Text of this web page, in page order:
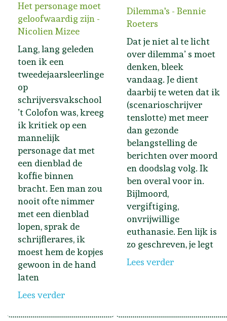
Het personage moet
geloofwaardig zijn -
Nicolien Mizee
Lang, lang geleden
toen ik een
tweedejaarsleerlinge
op
schrijversvakschool
’t Colofon was, kreeg
ik kritiek op een
mannelijk
personage dat met
een dienblad de
koffie binnen
bracht. Een man zou
nooit ofte nimmer
met een dienblad
lopen, sprak de
schrijflerares, ik
moest hem de kopjes
gewoon in de hand
laten
Lees verder
Dilemma's - Bennie
Roeters
Dat je niet al te licht
over dilemma’ s moet
denken, bleek
vandaag. Je dient
daarbij te weten dat ik
(scenarioschrijver
tenslotte) met meer
dan gezonde
belangstelling de
berichten over moord
en doodslag volg. Ik
ben overal voor in.
Bijlmoord,
vergiftiging,
onvrijwillige
euthanasie. Een lijk is
zo geschreven, je legt
Lees verder